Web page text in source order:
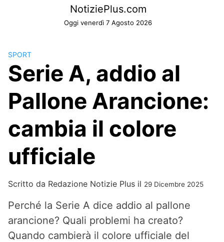
NotiziePlus.com
Oggi venerdì 7 Agosto 2026
SPORT
Serie A, addio al
Pallone Arancione:
cambia il colore
ufficiale
Scritto da Redazione Notizie Plus il 29 Dicembre 2025
Perché la Serie A dice addio al pallone
arancione? Quali problemi ha creato?
Quando cambierà il colore ufficiale del